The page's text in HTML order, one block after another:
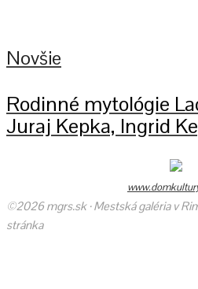
Novšie
Rodinné mytológie
Juraj Kepka, Ingrid
©2026 mgrs.sk · Mestská galéria v
stránka